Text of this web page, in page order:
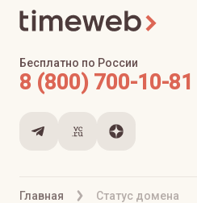
Главная Статус домена
Бесплатно по России
8 (800) 700-10-81